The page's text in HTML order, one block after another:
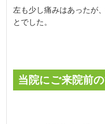
左も少し痛みはあったが
とでした。
当院にご来院前